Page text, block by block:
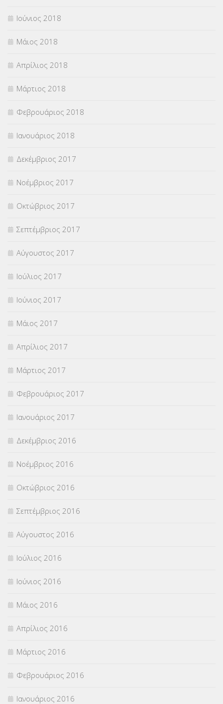
Ιούνιος 2018
Μάιος 2018
Απρίλιος 2018
Μάρτιος 2018
Φεβρουάριος 2018
Ιανουάριος 2018
Δεκέμβριος 2017
Νοέμβριος 2017
Οκτώβριος 2017
Σεπτέμβριος 2017
Αύγουστος 2017
Ιούλιος 2017
Ιούνιος 2017
Μάιος 2017
Απρίλιος 2017
Μάρτιος 2017
Φεβρουάριος 2017
Ιανουάριος 2017
Δεκέμβριος 2016
Νοέμβριος 2016
Οκτώβριος 2016
Σεπτέμβριος 2016
Αύγουστος 2016
Ιούλιος 2016
Ιούνιος 2016
Μάιος 2016
Απρίλιος 2016
Μάρτιος 2016
Φεβρουάριος 2016
Ιανουάριος 2016